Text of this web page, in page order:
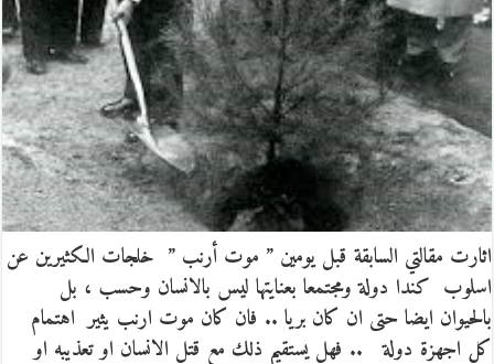
اثارت مقالتي السابقة قبل يومين ” موت أرنب ” خلجات الكثيرين عن
اسلوب كندا دولة ومجتمعا بعنايتها ليس بالانسان وحسب ، بل
بالحيوان ايضا حتى ان كان بريا .. فان كان موت ارنب يثير اهتمام
كل اجهزة دولة .. فهل يستقيم ذلك مع قتل الانسان او تعذيبه او